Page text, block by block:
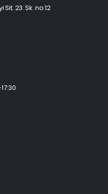
23. Sk. no:12